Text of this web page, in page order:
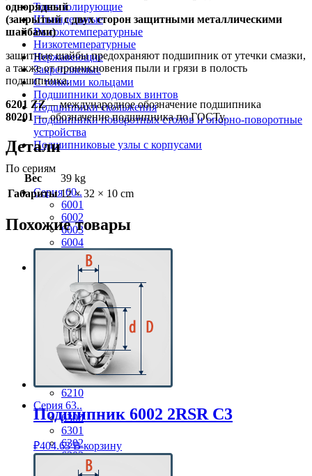
Токоизолирующие
Шпиндельные
Высокотемпературные
Низкотемпературные
Нержавеющие
Закрепляемые
С тонкими кольцами
Подшипники ходовых винтов
Подшипники скольжения
Подшипники поворотных столов и опорно-поворотные
устройства
Подшипниковые узлы с корпусами
По сериям
Серия 60..
6001
6002
6003
6004
Серия 62..
6201
6202
6203
6204
6205
6206
6207
6208
6209
6210
Серия 63..
6300
6301
6302
6303
6304
однорядный
(закрытый с двух сторон защитными металлическими
шайбами)
защитные шайбы предохраняют подшипник от утечки смазки,
а также от проникновения пыли и грязи в полость
подшипника.
6201 ZZ— международное обозначение подшипника
80201— обозначение подшипника по ГОСТу.
Детали
Вес
39 kg
Габариты 12 × 32 × 10 cm
Похожие товары
Подшипник 6002 2RSR C3
₽404.63 В корзину